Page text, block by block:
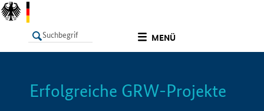
MENÜ
LISTE Info
Erfolgreiche GRW-Projekte